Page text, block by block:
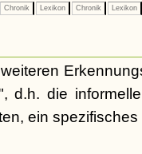
Chronik Lexikon Chronik Lexikon
d.h. die
ein